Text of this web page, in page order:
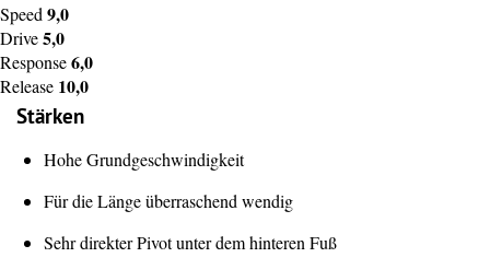
Speed9,0
Drive5,0
Response6,0
Release 10,0
Stärken
Hohe Grundgeschwindigkeit
Für die Länge überraschend wendig
Sehr direkter Pivot unter dem hinteren Fuß